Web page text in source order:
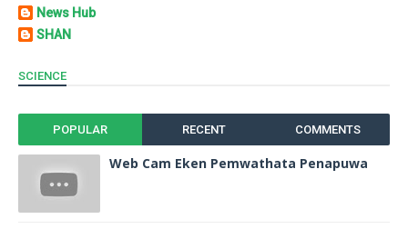
News Hub
SHAN
SCIENCE
POPULAR RECENT COMMENTS
Web Cam Eken Pemwathata Penapuwa